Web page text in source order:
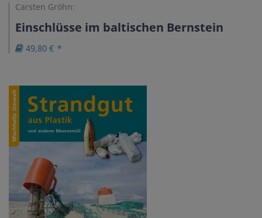
Carsten Gröhn:
Einschlüsse im baltischen Bernstein
49,80 € *